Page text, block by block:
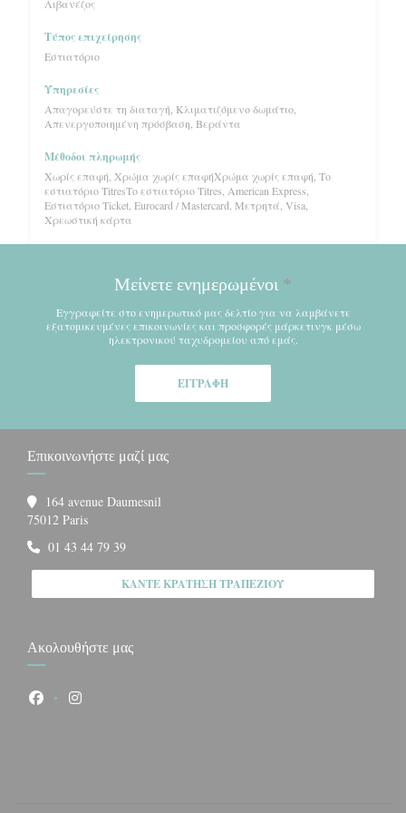
Λιβανέζος
Τύπος επιχείρησης
Εστιατόριο
Υπηρεσίες
Απαγορεύστε τη διαταγή, Κλιματιζόμενο δωμάτιο,
Απενεργοποιημένη πρόσβαση, Βεράντα
Μέθοδοι πληρωμής
Χωρίς επαφή, Χρώμα χωρίς επαφήΧρώμα χωρίς επαφή, Το
εστιατόριο TitresΤο εστιατόριο Titres, American Express,
Εστιατόριο Ticket, Eurocard / Mastercard, Μετρητά, Visa,
Χρεωστική κάρτα
Μείνετε ενημερωμένοι *
Εγγραφείτε στο ενημερωτικό μας δελτίο για να λαμβάνετε
εξατομικευμένες επικοινωνίες και προσφορές μάρκετινγκ μέσω
ηλεκτρονικού ταχυδρομείου από εμάς.
ΕΓΓΡΑΦΉ
Επικοινωνήστε μαζί μας
164 avenue Daumesnil
75012 Paris((ανοίγει σε νέο παράθυρο))
01 43 44 79 39
ΚΆΝΤΕ ΚΡΆΤΗΣΗ ΤΡΑΠΕΖΙΟΎ
Ακολουθήστε μας
Facebook ((ανοίγει σε νέο παράθυρο))
Instagram ((ανοίγει σε νέο παράθυρο))